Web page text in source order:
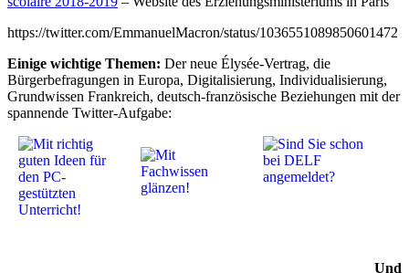
https://twitter.com/EmmanuelMacron/status/1036551089850601472
Einige wichtige Themen: Der neue Élysée-Vertrag, die
Bürgerbefragungen in Europa, Digitalisierung, Individualisierung,
Grundwissen Frankreich, deutsch-französische Beziehungen mit der
spannende Twitter-Aufgabe:
Und